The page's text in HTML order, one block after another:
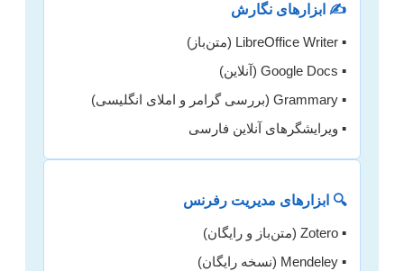
✍️ ابزارهای نگارش
▪️ LibreOffice Writer (متن‌باز)
▪️ Google Docs (آنلاین)
▪️ Grammary (بررسی گرامر و املای انگلیسی)
▪️ ویرایشگرهای آنلاین فارسی
🔍 ابزارهای مدیریت رفرنس
▪️ Zotero (متن‌باز و رایگان)
▪️ Mendeley (نسخه رایگان)